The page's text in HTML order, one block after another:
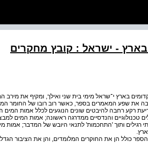
- ישראל : קובץ מחקרים
בארץ י־שראל מימי בית שני ואילך, ומקיף את
את שפע המאמרים בספר, כאשר רוב רובו של החומר
רקע רחבה להיבטים שונים הנוגעים לכלל אמות המים
טכנולוגיים והנדסיים ממדרגה ראשונה; אמות המים
רגילים ותוך 'התחכמות' לתנאי היובש של המדבר; אמות
כולל הן את החוקרים המלומדים, והן את הציבור הגדל